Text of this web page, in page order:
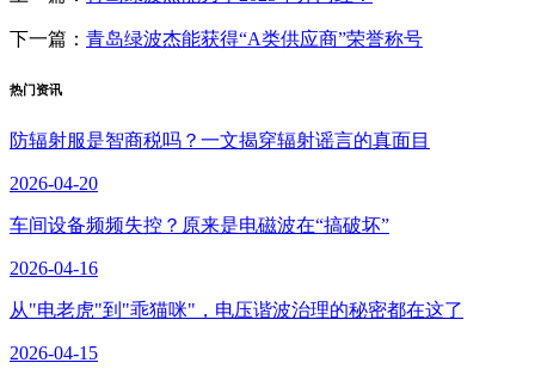
下一篇： 青岛绿波杰能获得“A类供应商”荣誉称号
热门资讯
防辐射服是智商税吗？一文揭穿辐射谣言的真面目
2026-04-20
车间设备频频失控？原来是电磁波在“搞破坏”
2026-04-16
从"电老虎"到"乖猫咪"，电压谐波治理的秘密都在这了
2026-04-15